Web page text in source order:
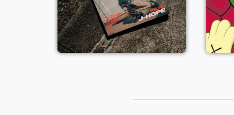
Voir l'album